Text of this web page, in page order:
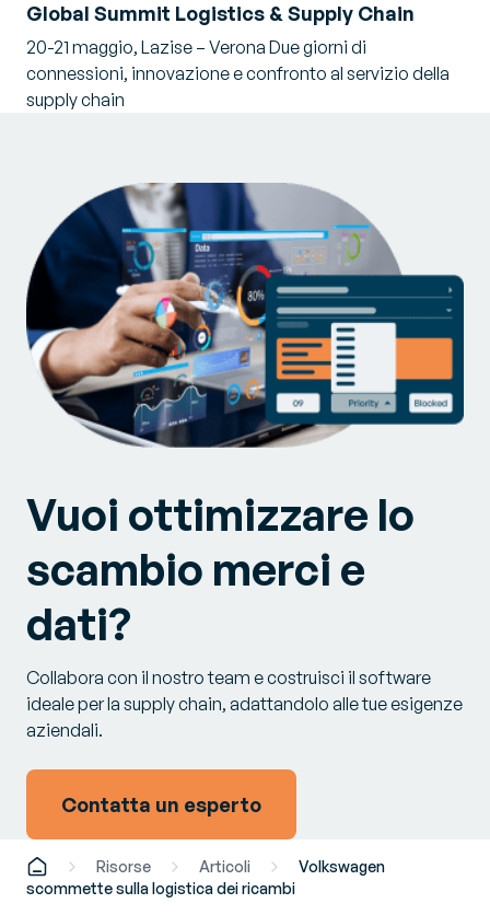
Global Summit Logistics & Supply Chain
20-21 maggio, Lazise – Verona Due giorni di
connessioni, innovazione e confronto al servizio della
supply chain
Vuoi ottimizzare lo
scambio merci e
dati?
Collabora con il nostro team e costruisci il software
ideale per la supply chain, adattandolo alle tue esigenze
aziendali.
Contatta un esperto
Risorse Articoli
Volkswagen
scommette sulla logistica dei ricambi